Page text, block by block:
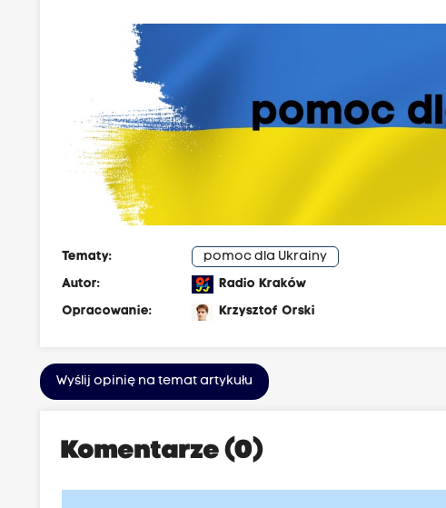
Tematy:
pomoc dla Ukrainy
Autor:
Radio Kraków
Opracowanie:
Krzysztof Orski
Wyślij opinię na temat artykułu
Komentarze (0)